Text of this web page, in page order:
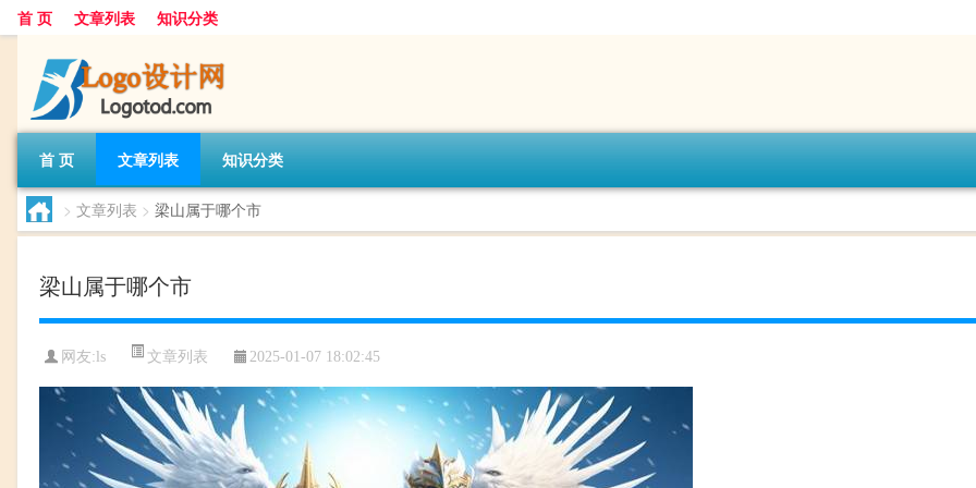
首 页 文章列表 知识分类
首 页 文章列表 知识分类
> 文章列表 > 梁山属于哪个市
梁山属于哪个市
网友:ls 文章列表 2025-01-07 18:02:45